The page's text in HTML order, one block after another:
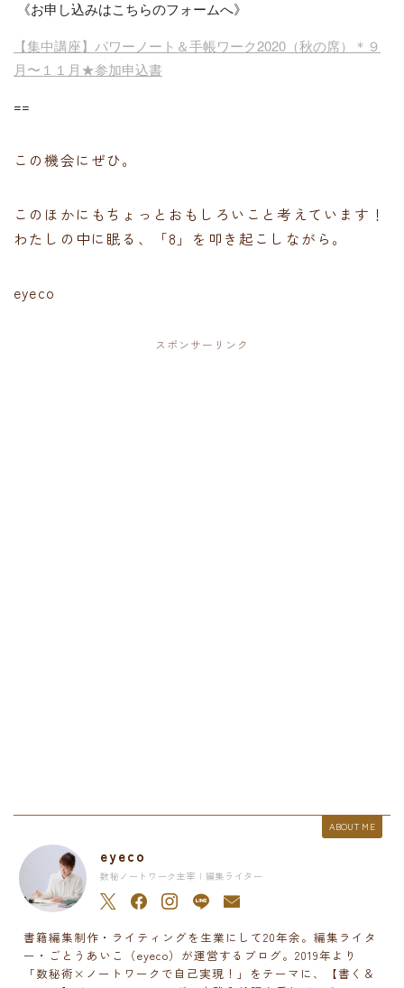
《お申し込みはこちらのフォームへ》
【集中講座】パワーノート＆手帳ワーク2020（秋の席）＊９
月〜１１月★参加申込書
==
この機会にぜひ。
このほかにもちょっとおもしろいこと考えています！
わたしの中に眠る、「8」を叩き起こしながら。
eyeco
スポンサーリンク
ABOUT ME
eyeco
数秘ノートワーク主宰 | 編集ライター
書籍編集制作・ライティングを生業にして20年余。編集ライタ
ー・ごとうあいこ（eyeco）が運営するブログ。2019年より
「数秘術×ノートワークで自己実現！」をテーマに、【書く＆